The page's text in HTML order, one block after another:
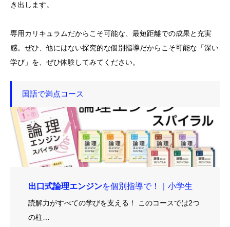
き出します。
専用カリキュラムだからこそ可能な、最短距離での成果と充実
感。ぜひ、他にはない探究的な個別指導だからこそ可能な「深い
学び」を、ぜひ体験してみてください。
国語で満点コース
出口式論理エンジンを個別指導で！｜小学生
読解力がすべての学びを支える！ このコースでは2つ
の柱…